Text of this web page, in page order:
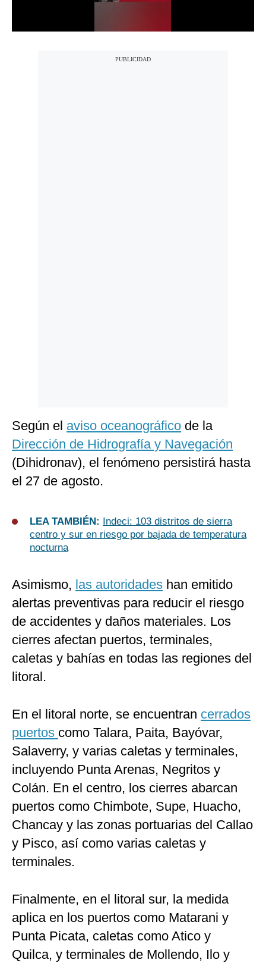
Según el aviso oceanográfico de la
Dirección de Hidrografía y Navegación
(Dihidronav), el fenómeno persistirá hasta
el 27 de agosto.
LEA TAMBIÉN:
Indeci: 103 distritos de sierra
centro y sur en riesgo por bajada de temperatura
nocturna
Asimismo, las autoridades han emitido
alertas preventivas para reducir el riesgo
de accidentes y daños materiales. Los
cierres afectan puertos, terminales,
caletas y bahías en todas las regiones del
litoral.
En el litoral norte, se encuentran cerrados
puertos como Talara, Paita, Bayóvar,
Salaverry, y varias caletas y terminales,
incluyendo Punta Arenas, Negritos y
Colán. En el centro, los cierres abarcan
puertos como Chimbote, Supe, Huacho,
Chancay y las zonas portuarias del Callao
y Pisco, así como varias caletas y
terminales.
Finalmente, en el litoral sur, la medida
aplica en los puertos como Matarani y
Punta Picata, caletas como Atico y
Quilca, y terminales de Mollendo, Ilo y